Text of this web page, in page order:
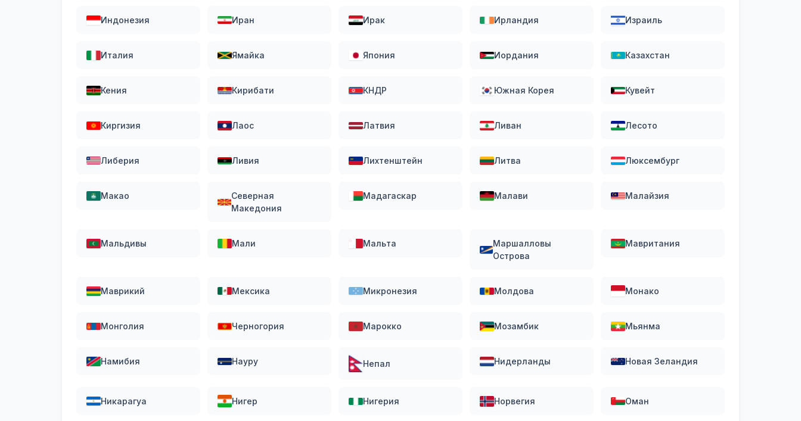
Индонезия Иран Ирак Ирландия Израиль
Италия Ямайка Япония Иордания Казахстан
Кения Кирибати КНДР Южная Корея Кувейт
Киргизия Лаос Латвия Ливан Лесото
Либерия Ливия Лихтенштейн Литва Люксембург
Макао
Северная
Македония
Мадагаскар Малави Малайзия
Мальдивы Мали Мальта
Маршалловы
Острова
Мавритания
Маврикий Мексика Микронезия Молдова Монако
Монголия Черногория Марокко Мозамбик Мьянма
Намибия Науру Непал Нидерланды Новая Зеландия
Никарагуа Нигер Нигерия Норвегия Оман